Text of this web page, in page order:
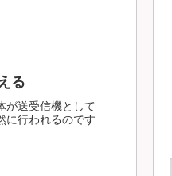
る
が送受信機として
に行われるのです